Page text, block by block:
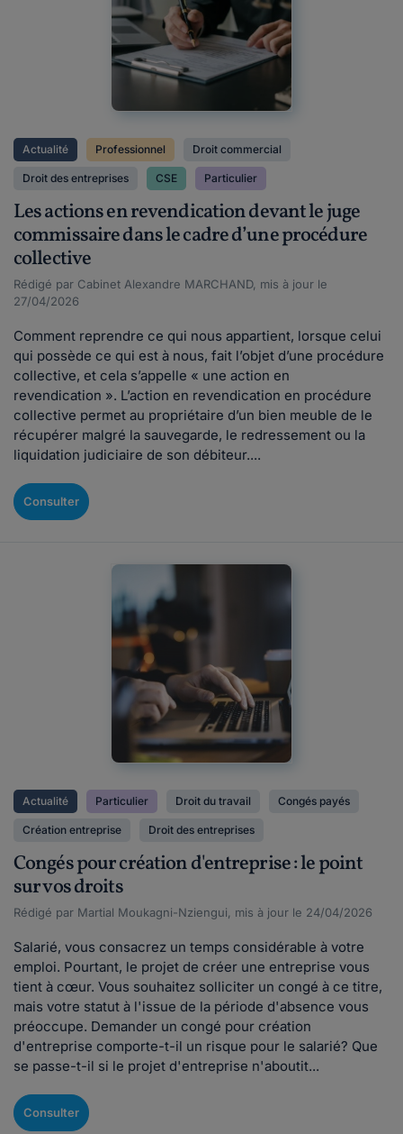
Actualité Professionnel Droit commercial
Droit des entreprises CSE Particulier
Les actions en revendication devant le juge
commissaire dans le cadre d’une procédure
collective
Rédigé par Cabinet Alexandre MARCHAND, mis à jour le
27/04/2026
Comment reprendre ce qui nous appartient, lorsque celui
qui possède ce qui est à nous, fait l’objet d’une procédure
collective, et cela s’appelle « une action en
revendication ». L’action en revendication en procédure
collective permet au propriétaire d’un bien meuble de le
récupérer malgré la sauvegarde, le redressement ou la
liquidation judiciaire de son débiteur....
Consulter
Actualité Particulier Droit du travail Congés payés
Création entreprise Droit des entreprises
Congés pour création d'entreprise : le point
sur vos droits
Rédigé par Martial Moukagni-Nziengui, mis à jour le 24/04/2026
Salarié, vous consacrez un temps considérable à votre
emploi. Pourtant, le projet de créer une entreprise vous
tient à cœur. Vous souhaitez solliciter un congé à ce titre,
mais votre statut à l'issue de la période d'absence vous
préoccupe. Demander un congé pour création
d'entreprise comporte-t-il un risque pour le salarié? Que
se passe-t-il si le projet d'entreprise n'aboutit...
Consulter